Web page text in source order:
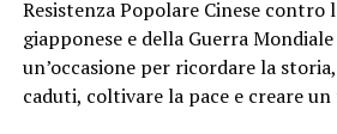
Resistenza Popolare Cinese contro
giapponese e della Guerra
un’occasione per ricordare la
caduti, coltivare la pace e creare